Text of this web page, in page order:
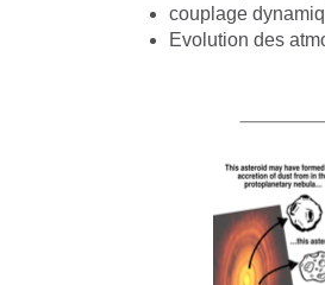
couplage
Evolution des